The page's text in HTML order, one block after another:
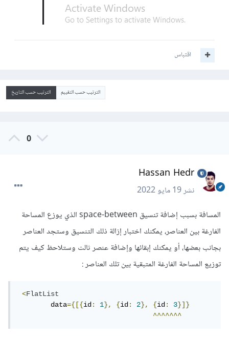
اقتباس
الترتيب حسب التقييم الترتيب حسب التاريخ
0
Hassan Hedr
نشر19 مايو 2022
المسافة بسبب إضافة تنسيق space-between الذي يوزع المساحة
الفارغة بين العناصر، يمكنك اختبار إزالة ذلك التنسيق وستجد العناصر
بجانب بعضها، أو يمكنك إبقائها وإضافة عنصر ثالث وستلاحظ كيف يتم
توزيع المساحة الفارغة المتبقية بين تلك العناصر :
<FlatList
        data
={[{id: 1}, {id: 2}, {id: 3}]}
^^^^^^^